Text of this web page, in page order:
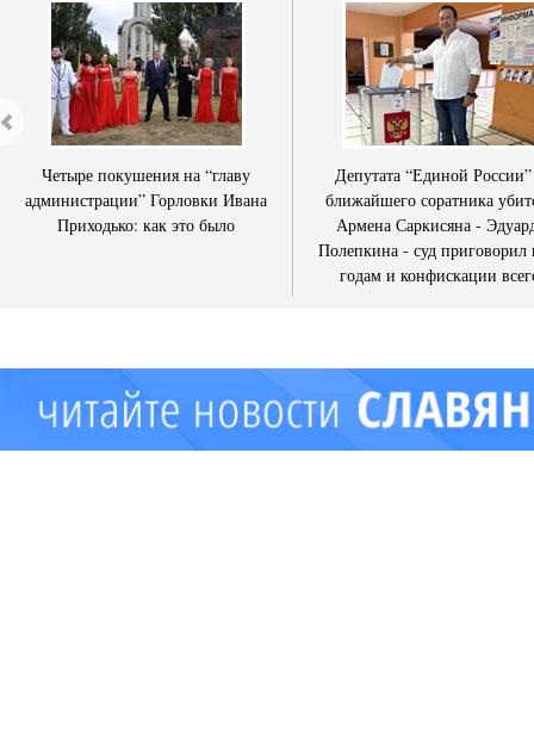
Четыре покушения на “главу
администрации” Горловки Ивана
Приходько: как это было
Депутата “Единой
ближайшего соратника
Армена Саркисяна -
Полепкина - суд приговорил
годам и конфискации